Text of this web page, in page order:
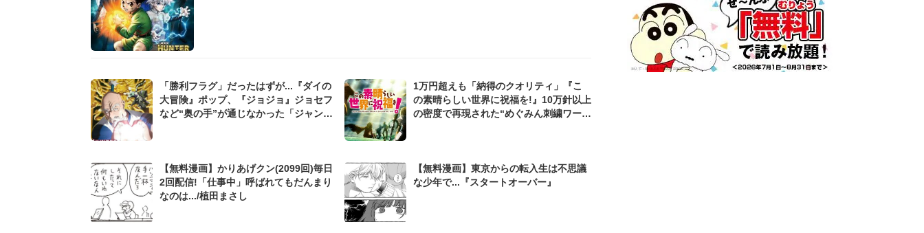
「勝利フラグ」だったはずが...『ダイの
大冒険』ポップ、『ジョジョ』ジョセフ
など“奥の手”が通じなかった「ジャンプ
1万円超えも「納得のクオリティ」『こ
の素晴らしい世界に祝福を!』10万針以上
の密度で再現された“めぐみん刺繍ワーク
【無料漫画】かりあげクン(2099回)毎日
2回配信!「仕事中」呼ばれてもだんまり
なのは.../植田まさし
【無料漫画】東京からの転入生は不思議
な少年で...『スタートオーバー』